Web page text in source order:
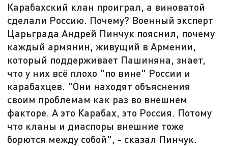
Карабахский клан проиграл, а виноватой
сделали Россию. Почему? Военный эксперт
Царьграда Андрей Пинчук пояснил, почему
каждый армянин, живущий в Армении,
который поддерживает Пашиняна, знает,
что у них всё плохо "по вине" России и
карабахцев. "Они находят объяснения
своим проблемам как раз во внешнем
факторе. А это Карабах, это Россия. Потому
что кланы и диаспоры внешние тоже
борются между собой", - сказал Пинчук.